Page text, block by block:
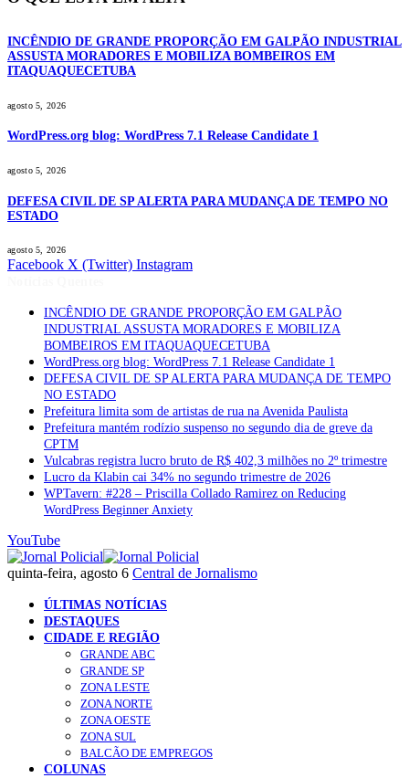
INCÊNDIO DE GRANDE PROPORÇÃO EM GALPÃO INDUSTRIAL
ASSUSTA MORADORES E MOBILIZA BOMBEIROS EM
ITAQUAQUECETUBA
agosto 5, 2026
WordPress.org blog: WordPress 7.1 Release Candidate 1
agosto 5, 2026
DEFESA CIVIL DE SP ALERTA PARA MUDANÇA DE TEMPO NO
ESTADO
agosto 5, 2026
Facebook X (Twitter) Instagram
INCÊNDIO DE GRANDE PROPORÇÃO EM GALPÃO
INDUSTRIAL ASSUSTA MORADORES E MOBILIZA
BOMBEIROS EM ITAQUAQUECETUBA
WordPress.org blog: WordPress 7.1 Release Candidate 1
DEFESA CIVIL DE SP ALERTA PARA MUDANÇA DE TEMPO
NO ESTADO
Prefeitura limita som de artistas de rua na Avenida Paulista
Prefeitura mantém rodízio suspenso no segundo dia de greve da
CPTM
Vulcabras registra lucro bruto de R$ 402,3 milhões no 2º trimestre
Lucro da Klabin cai 34% no segundo trimestre de 2026
WPTavern: #228 – Priscilla Collado Ramirez on Reducing
WordPress Beginner Anxiety
YouTube
quinta-feira, agosto 6 Central de Jornalismo
ÚLTIMAS NOTÍCIAS
DESTAQUES
CIDADE E REGIÃO
GRANDE ABC
GRANDE SP
ZONA LESTE
ZONA NORTE
ZONA OESTE
ZONA SUL
BALCÃO DE EMPREGOS
COLUNAS